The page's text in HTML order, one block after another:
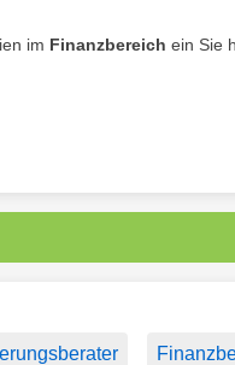
im Finanzbereich ein Sie